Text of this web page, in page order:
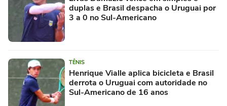
duplas e Brasil despacha o Uruguai por
3 a 0 no Sul-Americano
TÊNIS
Henrique Vialle aplica bicicleta e Brasil
derrota o Uruguai com autoridade no
Sul-Americano de 16 anos